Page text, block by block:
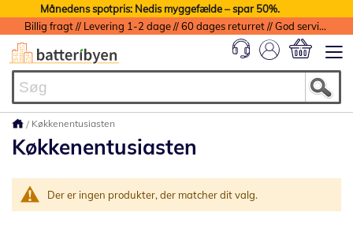
Månedens spotpris: Nedis myggefælde – spar 50%.
Billig fragt // Levering 1-2 dage // 60 dages returret // God service med garanti
Køkkenentusiasten
Køkkenentusiasten
Der er ingen produkter, der matcher dit valg.